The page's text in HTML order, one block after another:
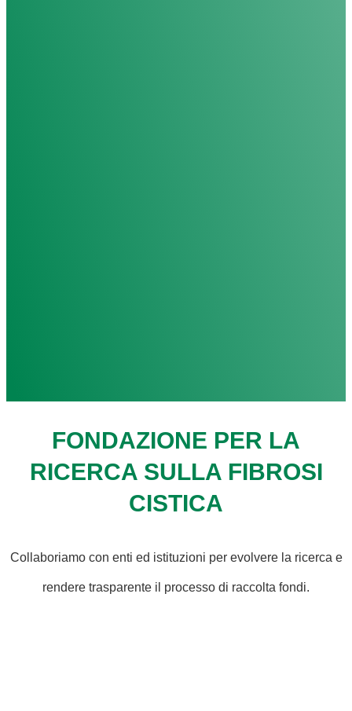
FONDAZIONE PER LA
RICERCA SULLA FIBROSI
CISTICA
Collaboriamo con enti ed istituzioni per evolvere la ricerca e
rendere trasparente il processo di raccolta fondi.